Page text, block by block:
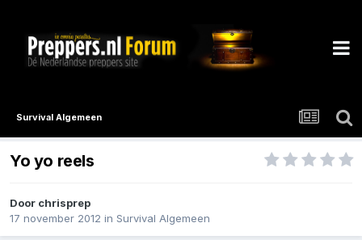
Survival Algemeen
Yo yo reels
Door chrisprep
17 november 2012 in Survival Algemeen